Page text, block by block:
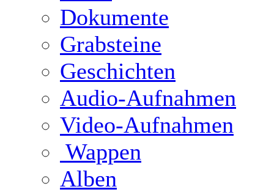
Dokumente
Grabsteine
Geschichten
Audio-Aufnahmen
Video-Aufnahmen
Wappen
Alben